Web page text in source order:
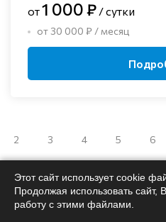
от1 000 ₽ / сутки
от 30 000 ₽ / месяц
2 3 4 5 6
Этот сайт использует cookie
Продолжая использовать сайт,
работу с этими файлами.